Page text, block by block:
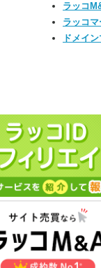
ラッコ
ラッコマ
ドメイ